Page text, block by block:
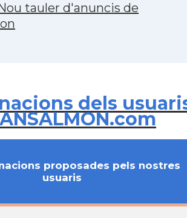
tauler d'anuncis de
dels
proposades pels nostres
usuaris